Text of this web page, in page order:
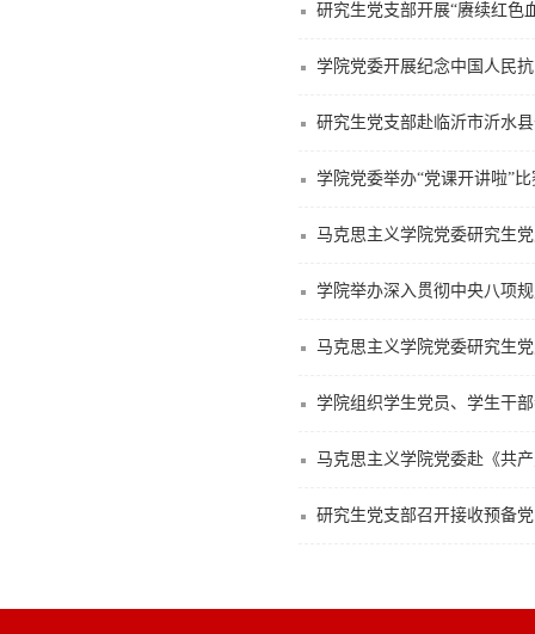
研究生党支部开展“赓续红色
学院党委开展纪念中国人民
研究生党支部赴临沂市沂水
学院党委举办“党课开讲啦”比
马克思主义学院党委研究生
学院举办深入贯彻中央八项
马克思主义学院党委研究生
学院组织学生党员、学生干
马克思主义学院党委赴《共
研究生党支部召开接收预备